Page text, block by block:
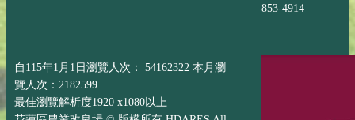
853-4914
自115年1月1日瀏覽人次： 54162322 本月瀏
覽人次：2182599
最佳瀏覽解析度1920 x1080以上